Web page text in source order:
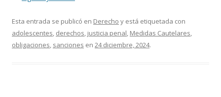
Esta entrada se publicó en Derecho y está etiquetada con
adolescentes, derechos, justicia penal, Medidas Cautelares,
obligaciones, sanciones en 24 diciembre, 2024.